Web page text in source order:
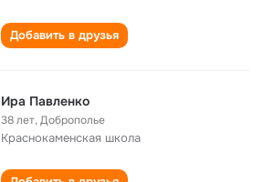
Добавить в друзья
Ира Павленко
38 лет,Доброполье
Краснокаменская школа